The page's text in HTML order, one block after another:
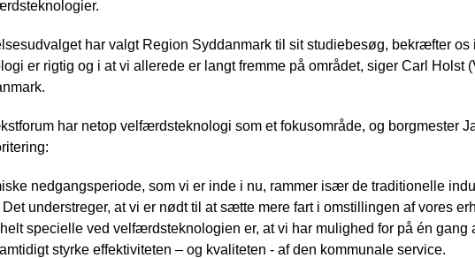
har valgt Region Syddanmark til sit studiebesøg, bekræfter os
er rigtig og i at vi allerede er langt fremme på området, siger Carl Holst
har netop velfærdsteknologi som et fokusområde, og borgmester
nedgangsperiode, som vi er inde i nu, rammer især de traditionelle
understreger, at vi er nødt til at sætte mere fart i omstillingen af vores
specielle ved velfærdsteknologien er, at vi har mulighed for på én gang
styrke effektiviteten – og kvaliteten - af den kommunale service.